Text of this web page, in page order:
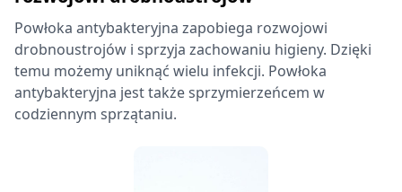
Powłoka antybakteryjna zapobiega rozwojowi
drobnoustrojów i sprzyja zachowaniu higieny. Dzięki
temu możemy uniknąć wielu infekcji. Powłoka
antybakteryjna jest także sprzymierzeńcem w
codziennym sprzątaniu.